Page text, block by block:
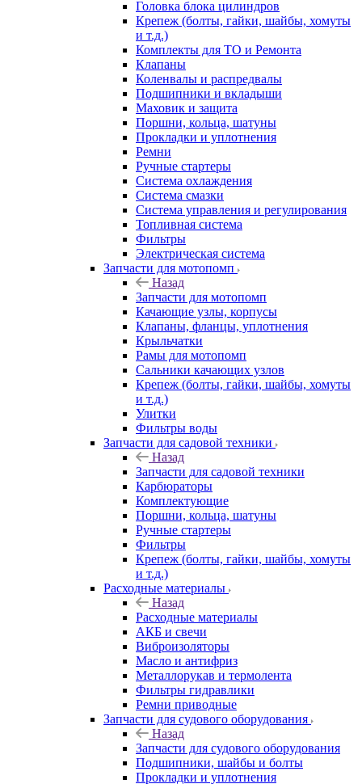
Головка блока цилиндров
Крепеж (болты, гайки, шайбы, хомуты
и т.д.)
Комплекты для ТО и Ремонта
Клапаны
Коленвалы и распредвалы
Подшипники и вкладыши
Маховик и защита
Поршни, кольца, шатуны
Прокладки и уплотнения
Ремни
Ручные стартеры
Система охлаждения
Система смазки
Система управления и регулирования
Топливная система
Фильтры
Электрическая система
Запчасти для мотопомп
Назад
Запчасти для мотопомп
Качающие узлы, корпусы
Клапаны, фланцы, уплотнения
Крыльчатки
Рамы для мотопомп
Сальники качающих узлов
Крепеж (болты, гайки, шайбы, хомуты
и т.д.)
Улитки
Фильтры воды
Запчасти для садовой техники
Назад
Запчасти для садовой техники
Карбюраторы
Комплектующие
Поршни, кольца, шатуны
Ручные стартеры
Фильтры
Крепеж (болты, гайки, шайбы, хомуты
и т.д.)
Расходные материалы
Назад
Расходные материалы
АКБ и свечи
Виброизоляторы
Масло и антифриз
Металлорукав и термолента
Фильтры гидравлики
Ремни приводные
Запчасти для судового оборудования
Назад
Запчасти для судового оборудования
Подшипники, шайбы и болты
Прокладки и уплотнения